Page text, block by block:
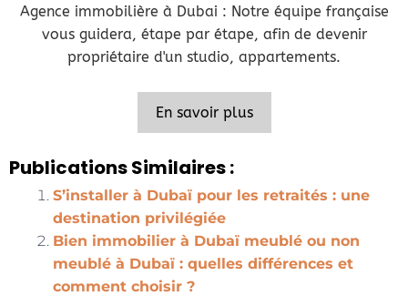
Agence immobilière à Dubai : Notre équipe française
vous guidera, étape par étape, afin de devenir
propriétaire d'un studio, appartements.
En savoir plus
Publications Similaires :
S’installer à Dubaï pour les retraités : une
destination privilégiée
Bien immobilier à Dubaï meublé ou non
meublé à Dubaï : quelles différences et
comment choisir ?